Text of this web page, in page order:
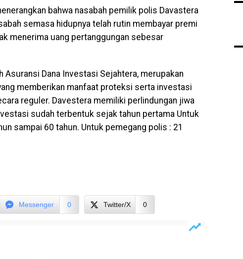
bahwa nasabah pemilik polis Davastera
semasa hidupnya telah rutin membayar premi
menerima uang pertanggungan sebesar
Asuransi Dana Investasi Sejahtera, merupakan
memberikan manfaat proteksi serta investasi
reguler. Davestera memiliki perlindungan jiwa
sudah terbentuk sejak tahun pertama Untuk
sampai 60 tahun. Untuk pemegang polis : 21
Messenger 0 Twitter/X 0